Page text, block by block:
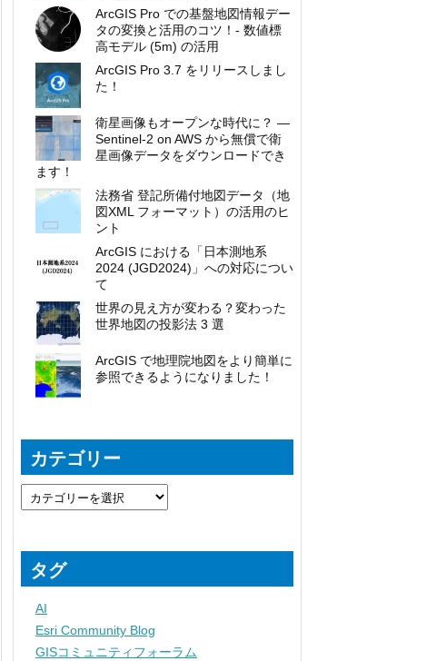
ArcGIS Pro での基盤地図情報デー
タの変換と活用のコツ！- 数値標
高モデル (5m) の活用
ArcGIS Pro 3.7 をリリースしまし
た！
衛星画像もオープンな時代に？ ―
Sentinel-2 on AWS から無償で衛
星画像データをダウンロードでき
ます！
法務省 登記所備付地図データ（地
図XML フォーマット）の活用のヒ
ント
ArcGIS における「日本測地系
2024 (JGD2024)」への対応につい
て
世界の見え方が変わる？変わった
世界地図の投影法 3 選
ArcGIS で地理院地図をより簡単に
参照できるようになりました！
カテゴリー
タグ
AI
Esri Community Blog
GISコミュニティフォーラム